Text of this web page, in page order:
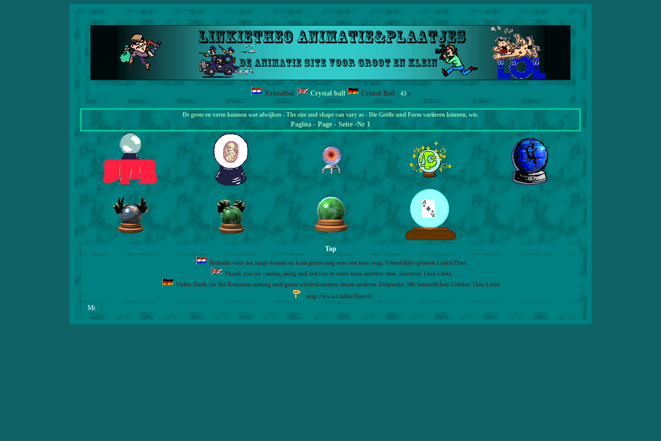
Kristalbal Crystal ball Cristal Ball - 43 x
De grote en vorm kunnen wat afwijken - The size and shape can vary as - Die Größe und Form variieren können, wie.
Pagina - Page - Seite -Nr 1
Top
Bedankt voor het langs komen en kom gerust nog eens een keer teug. Vriendelijke groeten LinkieTheo
Thank you for coming along and feel free to come back another time. Sincerely Theo Linki
Vielen Dank für Ihr Kommen entlang und gerne wiederkommen einem anderen Zeitpunkt. Mit freundlichen Grüßen Theo Linki
http://www.LinkieTheo.nl